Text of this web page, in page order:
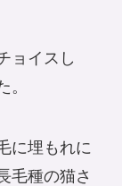
ョイスし
。
に埋もれに
毛種の猫さ